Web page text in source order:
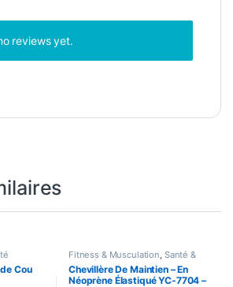
reviews yet.
Cou
Fitness & Musculation, Santé &
Beauté
Chevillère De Maintien – En
Néoprène Élastiqué YC-7704 –